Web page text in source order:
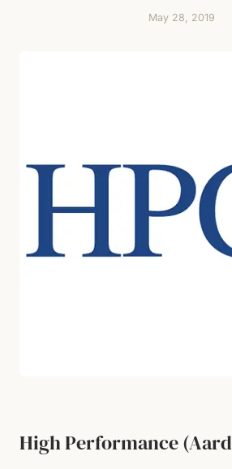
May 28, 2019
High Performance